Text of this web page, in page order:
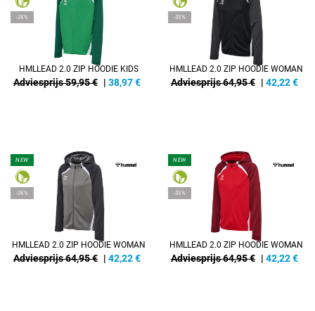
-35%
HMLLEAD 2.0 ZIP HOODIE KIDS
Adviesprijs 59,95 € | 38,97€
-35%
HMLLEAD 2.0 ZIP HOODIE WOMAN
Adviesprijs 64,95 € | 42,22€
NEW
-35%
HMLLEAD 2.0 ZIP HOODIE WOMAN
Adviesprijs 64,95 € | 42,22€
NEW
-35%
HMLLEAD 2.0 ZIP HOODIE WOMAN
Adviesprijs 64,95 € | 42,22€